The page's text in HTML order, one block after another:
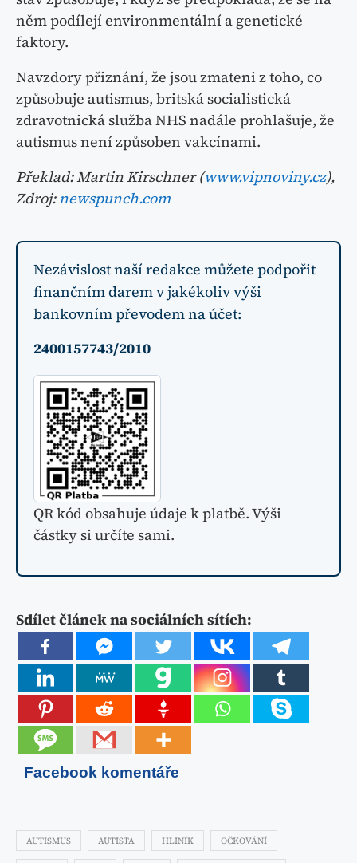
něm podílejí environmentální a genetické
faktory.
Navzdory přiznání, že jsou zmateni z toho, co
způsobuje autismus, britská socialistická
zdravotnická služba NHS nadále prohlašuje, že
autismus není způsoben vakcínami.
Překlad: Martin Kirschner (www.vipnoviny.cz),
Zdroj:newspunch.com
Nezávislost naší redakce můžete podpořit
finančním darem v jakékoliv výši
bankovním převodem na účet:
2400157743/2010
QR kód obsahuje údaje k platbě. Výši
částky si určíte sami.
Sdílet článek na sociálních sítích:
Facebook komentáře
AUTISMUS AUTISTA HLINÍK OČKOVÁNÍ